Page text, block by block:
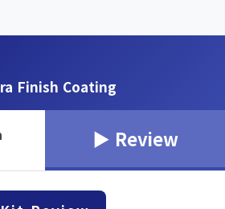
Finish Coating
▶ Review